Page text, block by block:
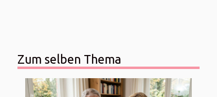
Zum selben Thema